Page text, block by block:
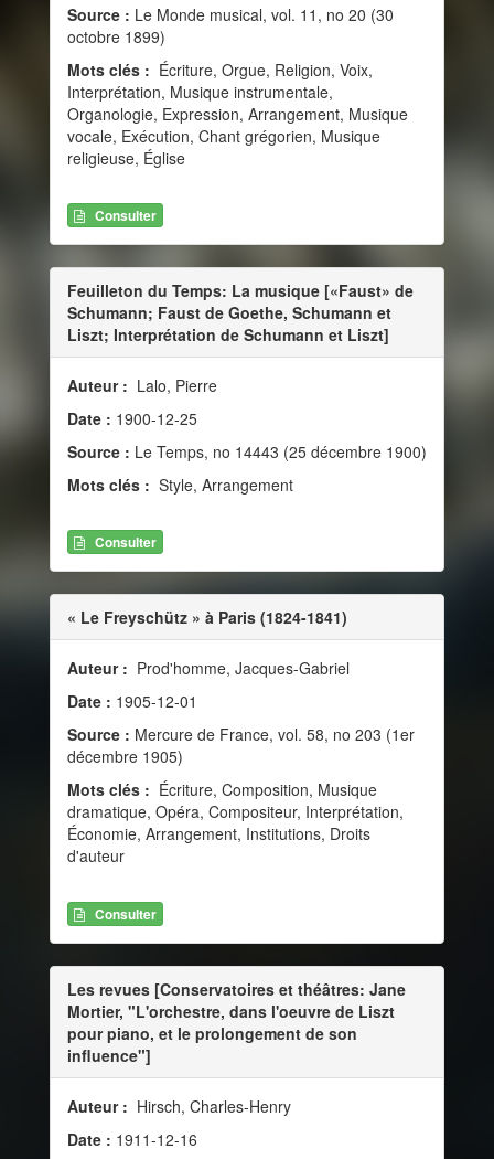
Source : Le Monde musical, vol. 11, no 20 (30
octobre 1899)
Mots clés : Écriture, Orgue, Religion, Voix,
Interprétation, Musique instrumentale,
Organologie, Expression, Arrangement, Musique
vocale, Exécution, Chant grégorien, Musique
religieuse, Église
Consulter
Feuilleton du Temps: La musique [«Faust» de
Schumann; Faust de Goethe, Schumann et
Liszt; Interprétation de Schumann et Liszt]
Auteur : Lalo, Pierre
Date : 1900-12-25
Source : Le Temps, no 14443 (25 décembre 1900)
Mots clés : Style, Arrangement
Consulter
« Le Freyschütz » à Paris (1824-1841)
Auteur : Prod'homme, Jacques-Gabriel
Date : 1905-12-01
Source : Mercure de France, vol. 58, no 203 (1er
décembre 1905)
Mots clés : Écriture, Composition, Musique
dramatique, Opéra, Compositeur, Interprétation,
Économie, Arrangement, Institutions, Droits
d'auteur
Consulter
Les revues [Conservatoires et théâtres: Jane
Mortier, "L'orchestre, dans l'oeuvre de Liszt
pour piano, et le prolongement de son
influence"]
Auteur : Hirsch, Charles-Henry
Date : 1911-12-16